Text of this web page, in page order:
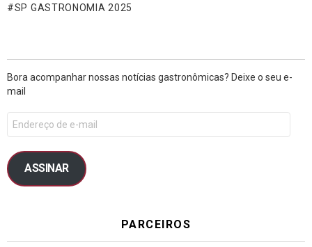
SP GASTRONOMIA 2025
Bora acompanhar nossas notícias gastronômicas? Deixe o seu e-
mail
ASSINAR
PARCEIROS